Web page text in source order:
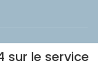
sur le service